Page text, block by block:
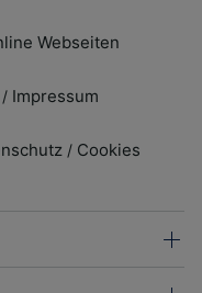
Webseiten
/ Impressum
/ Cookies